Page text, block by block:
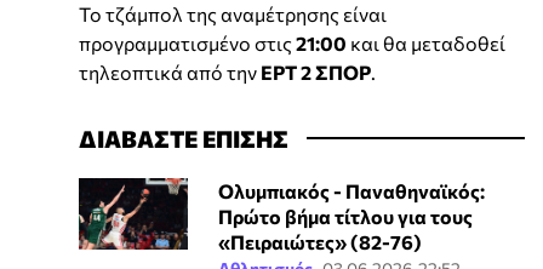
Το τζάμπολ της αναμέτρησης είναι
προγραμματισμένο στις 21:00 και θα μεταδοθεί
τηλεοπτικά από την ΕΡΤ 2 ΣΠΟΡ.
ΔΙΑΒΑΣΤΕ ΕΠΙΣΗΣ
Ολυμπιακός - Παναθηναϊκός:
Πρώτο βήμα τίτλου για τους
«Πειραιώτες» (82-76)